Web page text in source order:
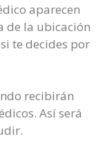
aparecen
de la ubicación
te decides por
recibirán
Así será